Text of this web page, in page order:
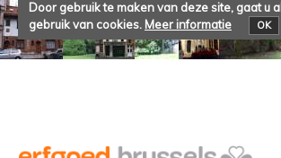
Door gebruik te maken van deze site, gaat u
gebruik van cookies. Meer informatie OK